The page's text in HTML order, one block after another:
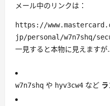
メール中のリンクは：
https://
jp/personal/w7n7shq/
一見すると本物に見えます
w7n7shq や hyv3cw4 など